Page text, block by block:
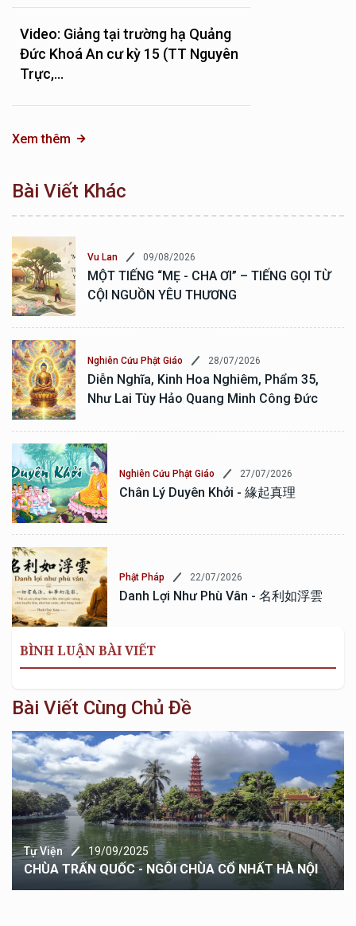
Video: Giảng tại trường hạ Quảng
Đức Khoá An cư kỳ 15 (TT Nguyên
Trực,...
Xem thêm
Bài Viết Khác
Vu Lan 09/08/2026
MỘT TIẾNG “MẸ - CHA ƠI” – TIẾNG GỌI TỪ
CỘI NGUỒN YÊU THƯƠNG
Nghiên Cứu Phật Giáo 28/07/2026
Diễn Nghĩa, Kinh Hoa Nghiêm, Phẩm 35,
Như Lai Tùy Hảo Quang Minh Công Đức
Nghiên Cứu Phật Giáo 27/07/2026
Chân Lý Duyên Khởi - 緣起真理
Phật Pháp 22/07/2026
Danh Lợi Như Phù Vân - 名利如浮雲
BÌNH LUẬN BÀI VIẾT
Bài Viết Cùng Chủ Đề
Tự Viện 19/09/2025
CHÙA TRẤN QUỐC - NGÔI CHÙA CỔ NHẤT HÀ NỘI